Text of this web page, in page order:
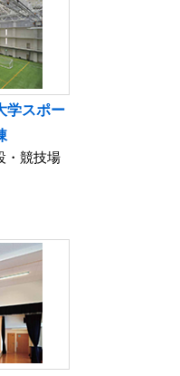
学スポー
・競技場